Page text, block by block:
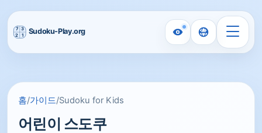
홈/가이드/Sudoku for Kids
어린이 스도쿠